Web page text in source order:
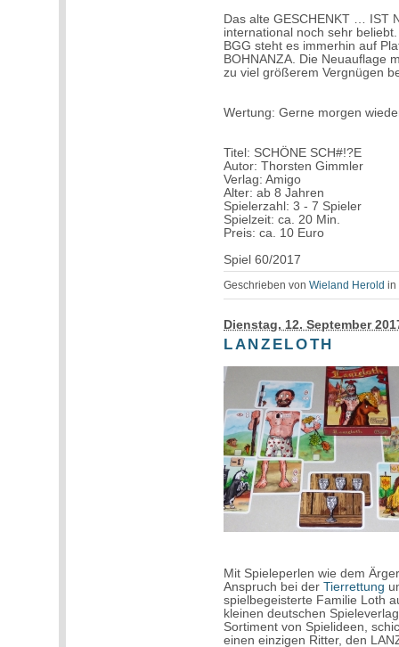
Das alte GESCHENKT … IST
international noch sehr
BGG steht es immerhin auf
BOHNANZA. Die Neuauflage
zu viel größerem Vergnügen
Wertung: Gerne morgen
Titel: SCHÖNE SCH#!?E
Autor: Thorsten Gimmler
Verlag: Amigo
Alter: ab 8 Jahren
Spielerzahl: 3 - 7 Spieler
Spielzeit: ca. 20 Min.
Preis: ca. 10 Euro
Spiel 60/2017
Geschrieben vonWieland Herold in
Dienstag, 12. September
LANZELOTH
Mit Spieleperlen wie dem
Anspruch bei derTierrettung
spielbegeisterte Familie Loth
kleinen deutschen
Sortiment von Spielideen,
einen einzigen Ritter, den